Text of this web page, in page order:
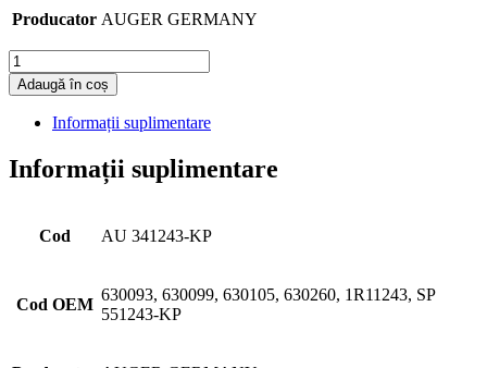
Producator AUGER GERMANY
Cantitate
Adaugă în coș
Informații suplimentare
Informații suplimentare
Cod AU 341243-KP
Cod OEM
630093, 630099, 630105, 630260, 1R11243, SP
551243-KP